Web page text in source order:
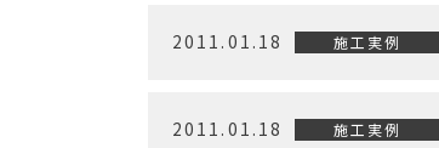
2011.01.18 施工実例
2011.01.18 施工実例